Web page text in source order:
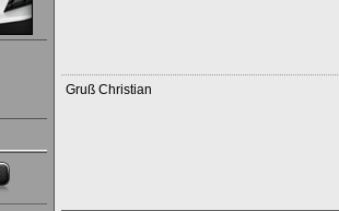
Gruß Christian